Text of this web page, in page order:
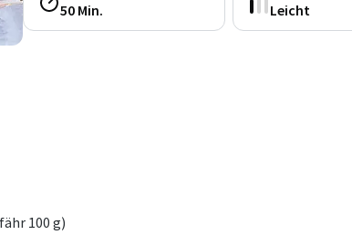
50 Min. Leicht
100 g)